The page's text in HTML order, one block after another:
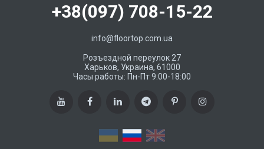
+38(097) 708-15-22
info@floortop.com.ua
Розъездной переулок 27
Харьков, Украина, 61000
Часы работы: Пн-Пт 9:00-18:00
UA
RU